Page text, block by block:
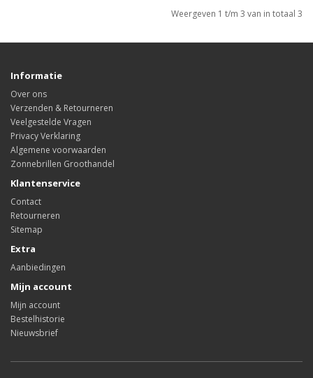
Weergeven 1 t/m 3 van in totaal 3
Informatie
Over ons
Verzenden & Retourneren
Veelgestelde Vragen
Privacy Verklaring
Algemene voorwaarden
Zonnebrillen Groothandel
Klantenservice
Contact
Retourneren
Sitemap
Extra
Aanbiedingen
Mijn account
Mijn account
Bestelhistorie
Nieuwsbrief